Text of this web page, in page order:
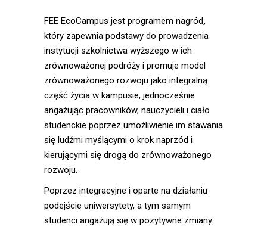
FEE EcoCampus jest programem nagród,
który zapewnia podstawy do prowadzenia
instytucji szkolnictwa wyższego w ich
zrównoważonej podróży i promuje model
zrównoważonego rozwoju jako integralną
część życia w kampusie, jednocześnie
angażując pracowników, nauczycieli i ciało
studenckie poprzez umożliwienie im stawania
się ludźmi myślącymi o krok naprzód i
kierującymi się drogą do zrównoważonego
rozwoju.
Poprzez integracyjne i oparte na działaniu
podejście uniwersytety, a tym samym
studenci angażują się w pozytywne zmiany.